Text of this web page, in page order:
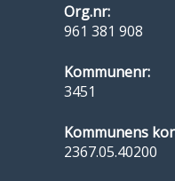
Org.nr:
961 381 908
Kommunenr:
3451
Kommunens
2367.05.40200